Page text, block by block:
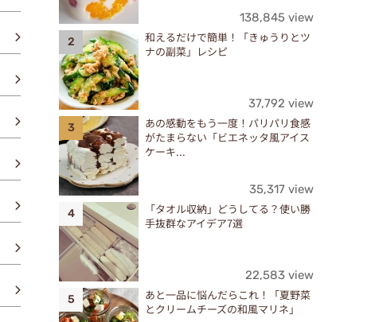
138,845 view
和えるだけで簡単！「きゅうりとツ
ナの副菜」レシピ
37,792 view
あの感動をもう一度！パリパリ食感
がたまらない「ビエネッタ風アイス
ケーキ...
35,317 view
「タオル収納」どうしてる？使い勝
手抜群なアイデア7選
22,583 view
あと一品に悩んだらこれ！「夏野菜
とクリームチーズの和風マリネ」